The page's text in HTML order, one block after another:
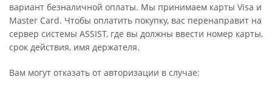
вариант безналичной оплаты. Мы принимаем карты Visa и
Master Card. Чтобы оплатить покупку, вас перенаправит на
сервер системы ASSIST, где вы должны ввести номер карты,
срок действия, имя держателя.
Вам могут отказать от авторизации в случае: